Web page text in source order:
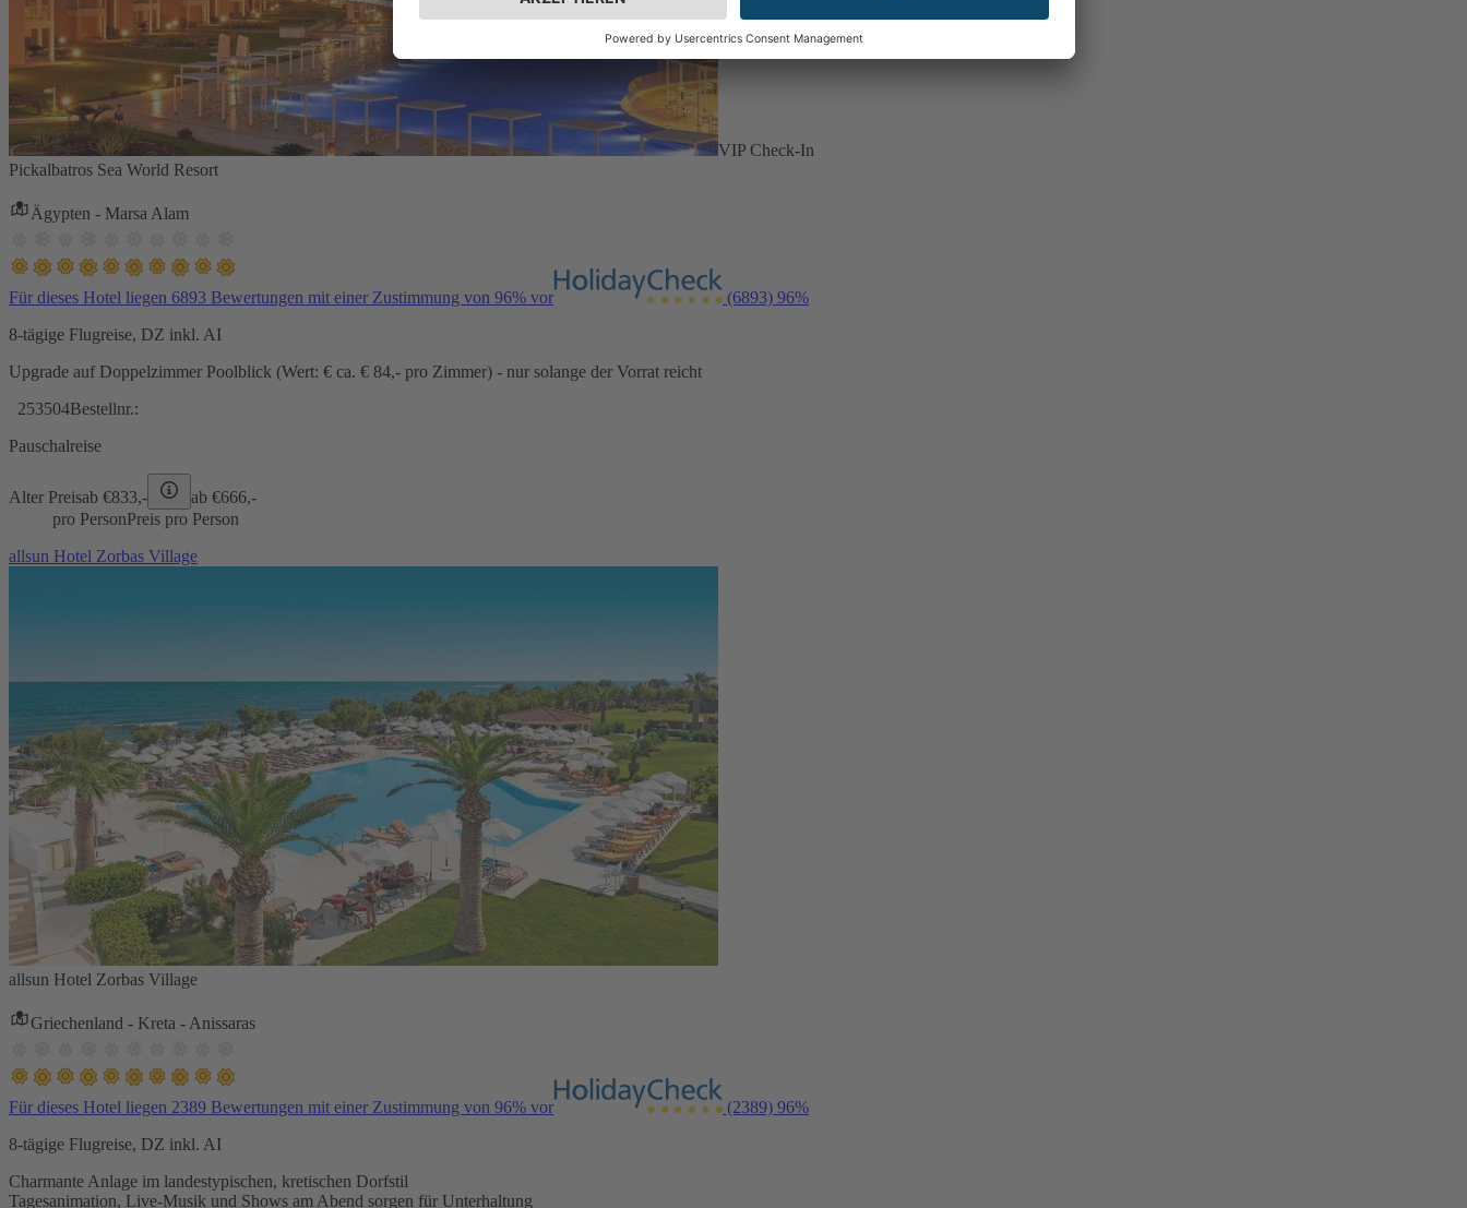
VIP Check-In
Pickalbatros Sea World Resort
Ägypten - Marsa Alam
Für dieses Hotel liegen 6893 Bewertungen mit einer Zustimmung von 96% vor (6893) 96%
8-tägige Flugreise, DZ inkl. AI
Upgrade auf Doppelzimmer Poolblick (Wert: € ca. € 84,- pro Zimmer) - nur solange der Vorrat reicht
253504Bestellnr.:
Pauschalreise
Alter Preisab €833,- ab €666,-
pro PersonPreis pro Person
allsun Hotel Zorbas Village
allsun Hotel Zorbas Village
Griechenland - Kreta - Anissaras
Für dieses Hotel liegen 2389 Bewertungen mit einer Zustimmung von 96% vor (2389) 96%
8-tägige Flugreise, DZ inkl. AI
Charmante Anlage im landestypischen, kretischen Dorfstil
Tagesanimation, Live-Musik und Shows am Abend sorgen für Unterhaltung